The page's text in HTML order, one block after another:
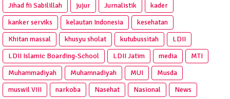
Jihad fii Sabilillah
jujur Jurnalistik
kader
kanker serviks
kelautan Indonesia
kesehatan
Khitan massal
khusyu sholat kutubussitah
LDII
LDII Islamic Boarding-School
LDII Jatim media
MTI
Muhammadiyah
Muhamnadiyah MUI
Musda
muswil VIII
narkoba Nasehat Nasional
News